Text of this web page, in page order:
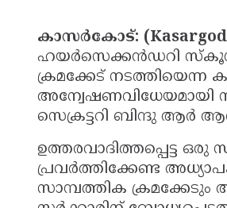
കാസർകോട്:
ഹയർസെക്കൻഡറി സ്കൂൾ
ക്രമക്കേട്
അന്വേഷണവിധേയമായി
സെക്രട്ടറി ബിന്ദു ആർ
ഉത്തരവാദിത്തപ്പെട്ട
പ്രവർത്തിക്കേണ്ട
സാമ്പത്തിക ക്രമക്കേടും